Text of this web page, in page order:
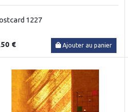
1227
€ Ajouter au panier